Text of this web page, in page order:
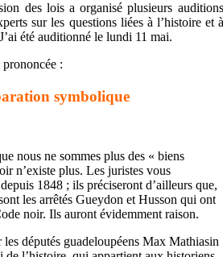
des lois a organisé plusieurs auditions
sur les questions liées à l’histoire et à
été auditionné le lundi 11 mai.
:
symbolique
nous ne sommes plus des « biens
n’existe plus. Les juristes vous
1848 ; ils préciseront d’ailleurs que,
les arrêtés Gueydon et Husson qui ont
noir. Ils auront évidemment raison.
députés guadeloupéens Max Mathiasin